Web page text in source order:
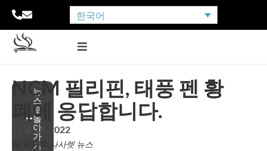
한국어
뉴
스
로
돌
아
가
기
NCM 필리핀, 태풍 펜 황
폐에 응답합니다.
11월 17, 2022
에 의하여: 나사렛 뉴스